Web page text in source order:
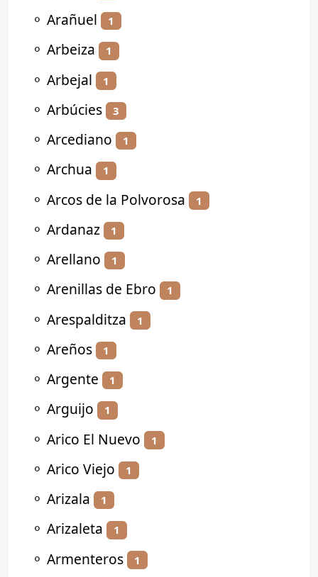
⚬ Arañuel 1
⚬ Arbeiza 1
⚬ Arbejal 1
⚬ Arbúcies 3
⚬ Arcediano 1
⚬ Archua 1
⚬ Arcos de la Polvorosa 1
⚬ Ardanaz 1
⚬ Arellano 1
⚬ Arenillas de Ebro 1
⚬ Arespalditza 1
⚬ Areños 1
⚬ Argente 1
⚬ Arguijo 1
⚬ Arico El Nuevo 1
⚬ Arico Viejo 1
⚬ Arizala 1
⚬ Arizaleta 1
⚬ Armenteros 1